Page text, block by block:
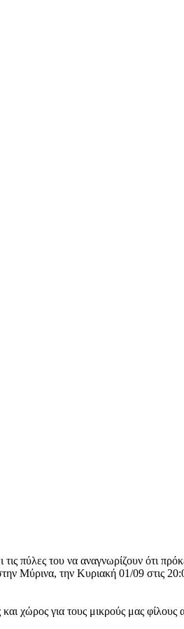
του να αναγνωρίζουν ότι
Μύρινα, την Κυριακή 01/09 στις
χώρος για τους μικρούς μας